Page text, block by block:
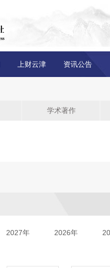
上财云津 资讯公告
学术著作
2027年 2026年